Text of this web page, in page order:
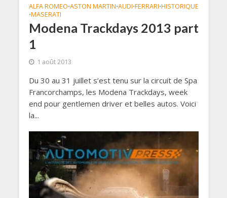
ALFA ROMEO•ASTON MARTIN•AUDI•FERRARI•HISTORIQUE
•MASERATI
Modena Trackdays 2013 part
1
1 août 2013
Du 30 au 31 juillet s’est tenu sur la circuit de Spa
Francorchamps, les Modena Trackdays, week
end pour gentlemen driver et belles autos. Voici
la...